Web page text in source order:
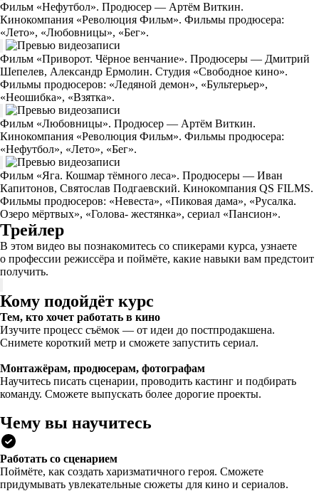
Фильм «Нефутбол». Продюсер — Артём Виткин.
Кинокомпания «Революция Фильм». Фильмы продюсера:
«Лето», «Любовницы», «Бег».
Фильм «Приворот. Чёрное венчание». Продюсеры — Дмитрий
Шепелев, Александр Ермолин. Студия «Свободное кино».
Фильмы продюсеров: «Ледяной демон», «Бультерьер»,
«Неошибка», «Взятка».
Фильм «Любовницы». Продюсер — Артём Виткин.
Кинокомпания «Революция Фильм». Фильмы продюсера:
«Нефутбол», «Лето», «Бег».
Фильм «Яга. Кошмар тёмного леса». Продюсеры — Иван
Капитонов, Святослав Подгаевский. Кинокомпания QS FILMS.
Фильмы продюсеров: «Невеста», «Пиковая дама», «Русалка.
Озеро мёртвых», «Голова- жестянка», сериал «Пансион».
Трейлер
В этом видео вы познакомитесь со спикерами курса, узнаете
о профессии режиссёра и поймёте, какие навыки вам предстоит
получить.
Кому подойдёт курс
Тем, кто хочет работать в кино
Изучите процесс съёмок — от идеи до постпродакшена.
Снимете короткий метр и сможете запустить сериал.
Монтажёрам, продюсерам, фотографам
Научитесь писать сценарии, проводить кастинг и подбирать
команду. Сможете выпускать более дорогие проекты.
Чему вы научитесь
Работать со сценарием
Поймёте, как создать харизматичного героя. Сможете
придумывать увлекательные сюжеты для кино и сериалов.